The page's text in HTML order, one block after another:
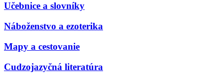
Učebnice a slovníky
Náboženstvo a ezoterika
Mapy a cestovanie
Cudzojazyčná literatúra